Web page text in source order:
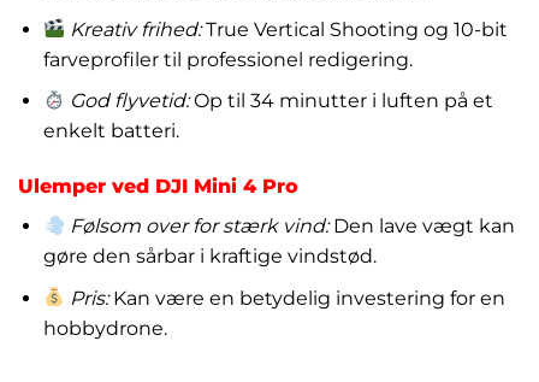
Kreativ frihed:True Vertical Shooting og 10-bit
farveprofiler til professionel redigering.
God flyvetid:Op til 34 minutter i luften på et
enkelt batteri.
Ulemper ved DJI Mini 4 Pro
Følsom over for stærk vind:Den lave vægt kan
gøre den sårbar i kraftige vindstød.
Pris:Kan være en betydelig investering for en
hobbydrone.